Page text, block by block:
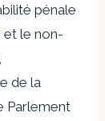
pénale
et le non-
de la
Parlement